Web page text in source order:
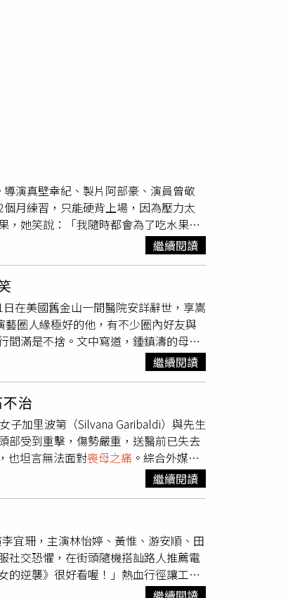
演真壁幸紀、製片阿部豪、演員曾敬
月練習，只能硬背上場，因為壓力太
，她笑說：「我隨時都會為了吃水果再
說，（左起）導演真壁幸紀、演員曾敬
電影節）《鼠一般的你》講述一段橫跨
井雪乃則飾演為了療癒
。原著小說以細膩筆觸描寫人與人之
音描寫很詳細，所以我把聲音這塊放
詞，前後苦花2個月練習，因為壓力太
敬驊是個有氣質又有狂野可能性的演
豫，導演三度來台說服他。曾敬驊後來
台詞都背下來，謝謝導演花很多心思
酒吧，台詞非常多，因為角度不會拍
樣，就一段一段慢慢拍，後來真的拍
然決定這樣做，就會陪你拍完，讓我很
岸井雪乃透露自己來過台灣7、8次，最
電影節）岸井雪乃首次與台灣團隊合
演上感到安心。岸井透露自己來過台灣
她和曾敬驊拍攝拜拜日才第一次見面，
的英文和日文單詞溝通，但透過眼神
相當開朗，他對台灣的天氣印象格外
敬驊在現場會穿吊嘎，對我來說就是南
東京首映，因為日本影迷相對比較安
灣的炎熱天氣印象格外深刻，他表示在
繼續閱讀
在美國舊金山一間醫院安詳辭世，享嵩
圈人緣極好的他，有不少圈內好友與
間滿是不捨。文中寫道，鍾鎮濤的母親
圓滿、無病無災離世是喜事」，勸他
順遂，此時此刻他的內心依然傷痛欲
時湧上心頭的思念與悲傷。最後鍾鎮
母靈魂安息。鍾鎮濤喪母的消息曝光
以及替他加油打氣，「節哀順變」、
帶著媽媽的愛繼續好好生活」、「願B
繼續閱讀
治
子加里波第（Silvana Garibaldi）與先生
部受到重擊，傷勢嚴重，送醫前已失去
也坦言無法面對喪母之痛 。綜合外媒報
第與先生連同其他遊客一起搭船抵達弗
國家公園管理部門禁止把岩石當溜滑梯
過程中頭部與岩石發生強烈碰撞，並
命跡象，先生與其他人合力進行心肺
，救援行動耗時數個小時；園區巡守
將加里波第的遺體運送至巴伊亞洛佩斯
事曝光後，加里波第的家屬及親友陸
送別母親，字句哀戚，提到母親生前帶
繼續閱讀
宜珊，主演林怡婷、黃惟、游安順、田
社交恐懼，在街頭隨機搭訕路人推薦電
的逆襲》很好看喔！」熱血行徑讓工作
塑膠袋」才藝與拳擊演出。林怡婷感性